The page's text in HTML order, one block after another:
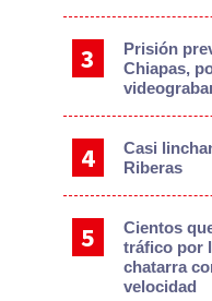
Prisión
Chiapas,
Casi
Riberas
Cientos
tráfico por
chatarra
velocidad